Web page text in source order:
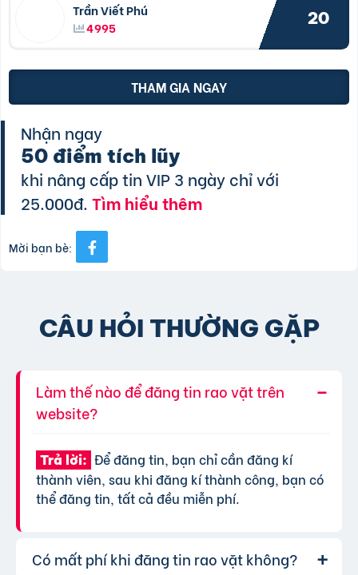
Trần Viết Phú
4995
20
THAM GIA NGAY
Nhận ngay
50 điểm tích lũy
khi nâng cấp tin VIP 3 ngày chỉ với
25.000đ.Tìm hiểu thêm
Mời bạn bè:
CÂU HỎI THƯỜNG GẶP
Làm thế nào để đăng tin rao vặt trên
website?
Trả lời: Để đăng tin, bạn chỉ cần đăng kí
thành viên, sau khi đăng kí thành công, bạn có
thể đăng tin, tất cả đều miễn phí.
Có mất phí khi đăng tin rao vặt không?